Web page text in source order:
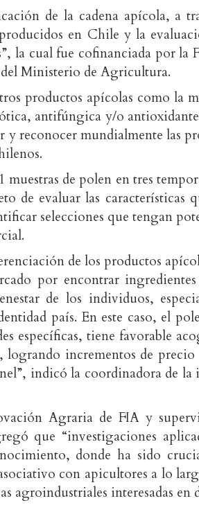
de la cadena apícola, a
en Chile y la
la cual fue cofinanciada por la
Ministerio de Agricultura.
productos apícolas como la
antifúngica y/o
reconocer mundialmente las
de polen en tres
de evaluar las características
selecciones que tengan
de los productos
por encontrar ingredientes
de los individuos,
país. En este caso, el
específicas, tiene favorable
incrementos de precio
indicó la coordinadora de
Agraria de FIA y
que “investigaciones
donde ha sido
con apicultores a lo
agroindustriales interesadas en